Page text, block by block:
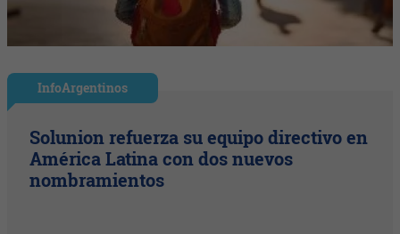
InfoArgentinos
Solunion refuerza su equipo directivo en
América Latina con dos nuevos
nombramientos